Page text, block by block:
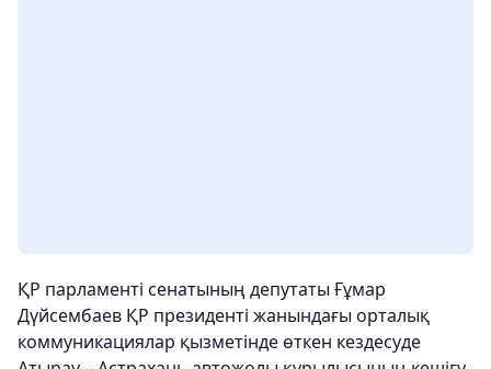
ҚР парламенті cенатының депутаты Ғұмар
Дүйсембаев ҚР президенті жанындағы орталық
коммуникациялар қызметінде өткен кездесуде